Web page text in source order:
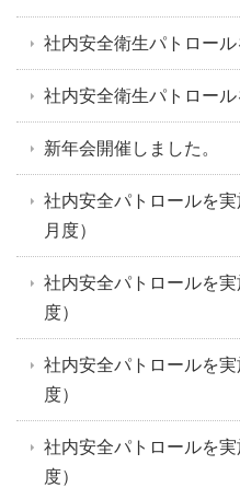
社内安全衛生パトロー
社内安全衛生パトロー
新年会開催しました。
社内安全パトロールを
月度）
社内安全パトロールを
度）
社内安全パトロールを
度）
社内安全パトロールを
度）